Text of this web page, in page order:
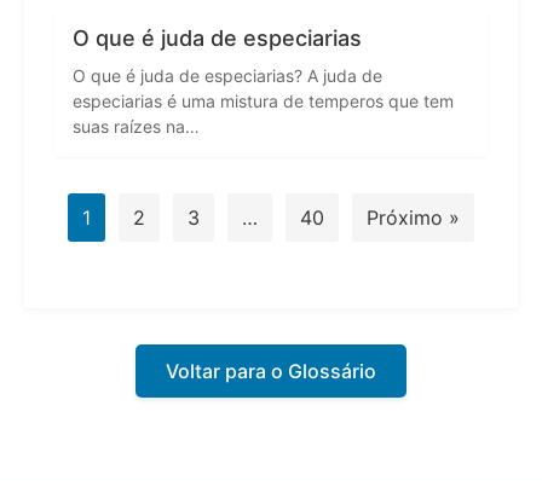
O que é juda de especiarias
O que é juda de especiarias? A juda de
especiarias é uma mistura de temperos que tem
suas raízes na…
1 2 3 … 40 Próximo »
Voltar para o Glossário